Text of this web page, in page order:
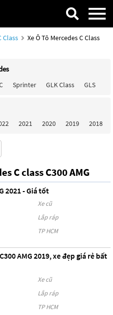
Class
Xe Ô Tô Mercedes C Class
Sprinter GLK Class GLS
2021 2020 2019 2018
C class C300 AMG
2021 - Giá tốt
Xe cũ
Lắp ráp
TP HCM
AMG 2019, xe đẹp giá rẻ bất
Xe cũ
Lắp ráp
TP HCM